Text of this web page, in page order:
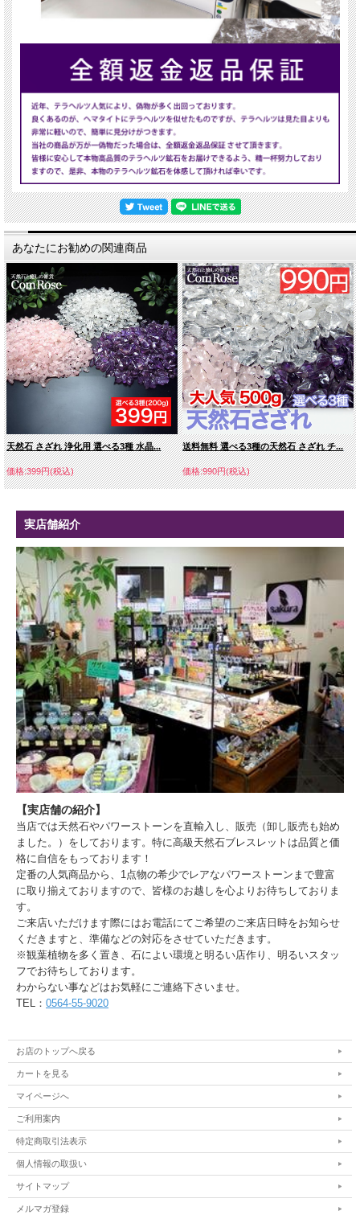
あなたにお勧めの関連商品
天然石 さざれ 浄化用 選べる3種 水晶...
価格:399円(税込)
送料無料 選べる3種の天然石 さざれ チ...
価格:990円(税込)
実店舗紹介
【実店舗の紹介】
当店では天然石やパワーストーンを直輸入し、販売（卸し販売も始め
ました。）をしております。特に高級天然石ブレスレットは品質と価
格に自信をもっております！
定番の人気商品から、1点物の希少でレアなパワーストーンまで豊富
に取り揃えておりますので、皆様のお越しを心よりお待ちしておりま
す。
ご来店いただけます際にはお電話にてご希望のご来店日時をお知らせ
くだきますと、準備などの対応をさせていただきます。
※観葉植物を多く置き、石によい環境と明るい店作り、明るいスタッ
フでお待ちしております。
わからない事などはお気軽にご連絡下さいませ。
TEL： 0564-55-9020
お店のトップへ戻る
カートを見る
マイページへ
ご利用案内
特定商取引法表示
個人情報の取扱い
サイトマップ
メルマガ登録